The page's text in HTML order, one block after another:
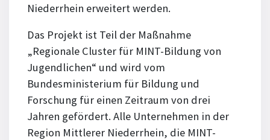
Niederrhein erweitert werden.
Das Projekt ist Teil der Maßnahme
„Regionale Cluster für MINT-Bildung von
Jugendlichen“ und wird vom
Bundesministerium für Bildung und
Forschung für einen Zeitraum von drei
Jahren gefördert. Alle Unternehmen in der
Region Mittlerer Niederrhein, die MINT-